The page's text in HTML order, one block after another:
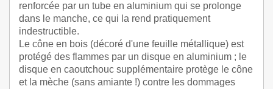
renforcée par un tube en aluminium qui se prolonge
dans le manche, ce qui la rend pratiquement
indestructible.
Le cône en bois (décoré d'une feuille métallique) est
protégé des flammes par un disque en aluminium ; le
disque en caoutchouc supplémentaire protège le cône
et la mèche (sans amiante !) contre les dommages